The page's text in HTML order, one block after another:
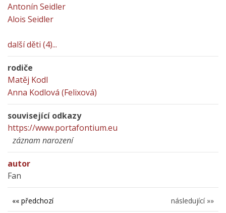
Antonín Seidler
Alois Seidler
další děti (4)...
rodiče
Matěj Kodl
Anna Kodlová (Felixová)
související odkazy
https://www.portafontium.eu
záznam narození
autor
Fan
následující »»
«« předchozí